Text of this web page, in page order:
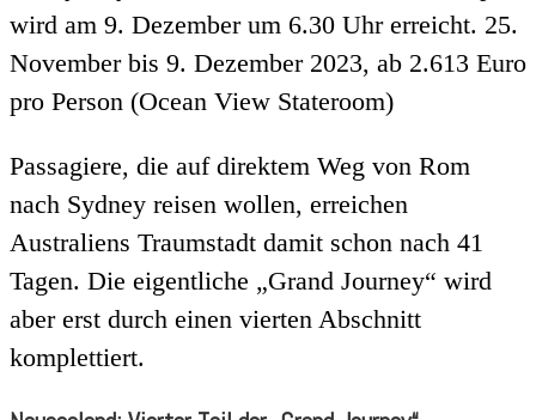
wird am 9. Dezember um 6.30 Uhr erreicht. 25.
November bis 9. Dezember 2023, ab 2.613 Euro
pro Person (Ocean View Stateroom)
Passagiere, die auf direktem Weg von Rom
nach Sydney reisen wollen, erreichen
Australiens Traumstadt damit schon nach 41
Tagen. Die eigentliche „Grand Journey“ wird
aber erst durch einen vierten Abschnitt
komplettiert.